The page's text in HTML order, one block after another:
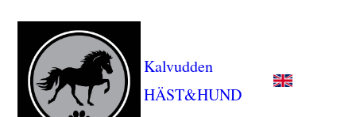
Kalvudden
HÄST&HUND